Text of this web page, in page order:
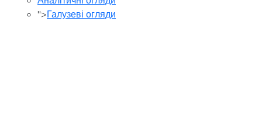
">Галузеві огляди